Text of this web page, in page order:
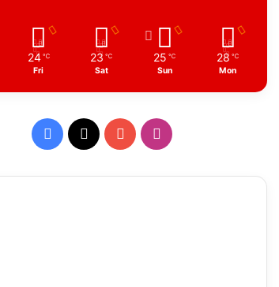
24 ℃
Fri
23 ℃
Sat
25 ℃
Sun
28 ℃
Mon
Facebook
X YouTubeInstagram